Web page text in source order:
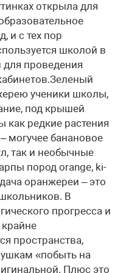
открыла для
и с тех пор
школой в
для проведения
ученики школы,
под крышей
как редкие растения
могучее банановое
так и необычные
пород orange, ki-
оранжереи – это
В
прогресса и
пространства,
«побыть на
Плюс это